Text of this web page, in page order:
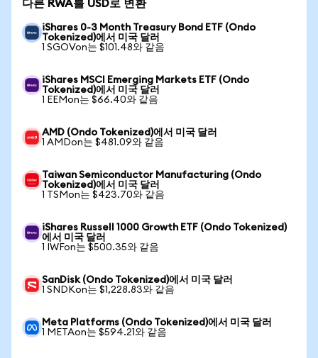
다른 RWA를 USD로 변환
iShares 0-3 Month Treasury Bond ETF (Ondo
Tokenized)에서 미국 달러
1 SGOVon는 $101.48와 같음
iShares MSCI Emerging Markets ETF (Ondo
Tokenized)에서 미국 달러
1 EEMon는 $66.40와 같음
AMD (Ondo Tokenized)에서 미국 달러
1 AMDon는 $481.09와 같음
Taiwan Semiconductor Manufacturing (Ondo
Tokenized)에서 미국 달러
1 TSMon는 $423.70와 같음
iShares Russell 1000 Growth ETF (Ondo Tokenized)
에서 미국 달러
1 IWFon는 $500.35와 같음
SanDisk (Ondo Tokenized)에서 미국 달러
1 SNDKon는 $1,228.83와 같음
Meta Platforms (Ondo Tokenized)에서 미국 달러
1 METAon는 $594.21와 같음